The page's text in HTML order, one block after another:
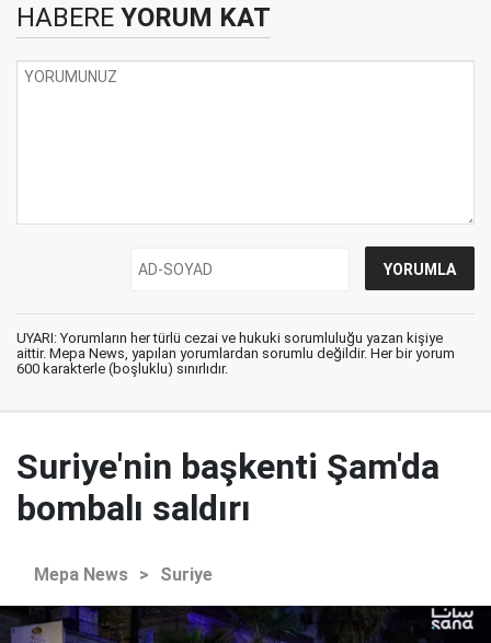
HABERE YORUM KAT
UYARI: Yorumların her türlü cezai ve hukuki sorumluluğu yazan kişiye
aittir. Mepa News, yapılan yorumlardan sorumlu değildir. Her bir yorum
600 karakterle (boşluklu) sınırlıdır.
Suriye'nin başkenti Şam'da
bombalı saldırı
Mepa News > Suriye